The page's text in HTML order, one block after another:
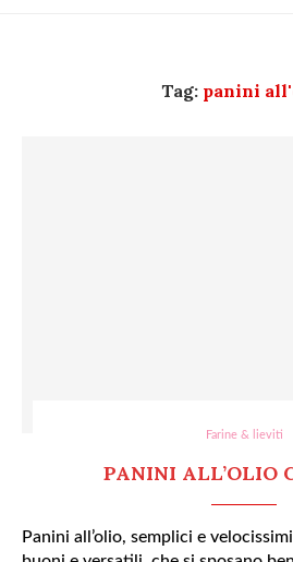
Tag: panini
Farine & lieviti
PANINI ALL’OLIO
Panini all’olio, semplici e